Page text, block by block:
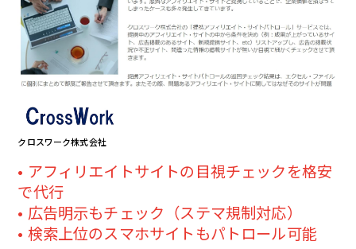
クロスワーク株式会社
アフィリエイトサイトの目視チェックを格安
で代行
広告明示もチェック（ステマ規制対応）
検索上位のスマホサイトもパトロール可能